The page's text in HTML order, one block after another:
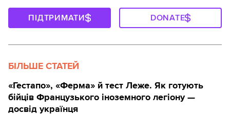
ПІДТРИМАТИ DONATE
БІЛЬШЕ СТАТЕЙ
«Гестапо», «Ферма» й тест Леже. Як готують
бійців Французького іноземного легіону —
досвід українця